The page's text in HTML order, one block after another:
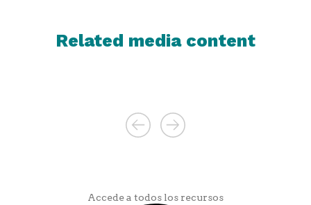
Related media content
Accede a todos los recursos